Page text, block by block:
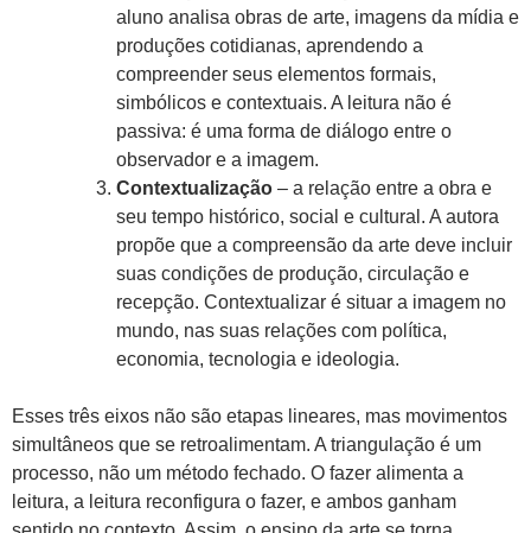
aluno analisa obras de arte, imagens da mídia e
produções cotidianas, aprendendo a
compreender seus elementos formais,
simbólicos e contextuais. A leitura não é
passiva: é uma forma de diálogo entre o
observador e a imagem.
Contextualização – a relação entre a obra e
seu tempo histórico, social e cultural. A autora
propõe que a compreensão da arte deve incluir
suas condições de produção, circulação e
recepção. Contextualizar é situar a imagem no
mundo, nas suas relações com política,
economia, tecnologia e ideologia.
Esses três eixos não são etapas lineares, mas movimentos
simultâneos que se retroalimentam. A triangulação é um
processo, não um método fechado. O fazer alimenta a
leitura, a leitura reconfigura o fazer, e ambos ganham